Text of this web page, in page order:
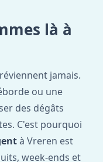
là à
jamais.
ou une
des dégâts
C'est pourquoi
à Vreren est
week-ends et